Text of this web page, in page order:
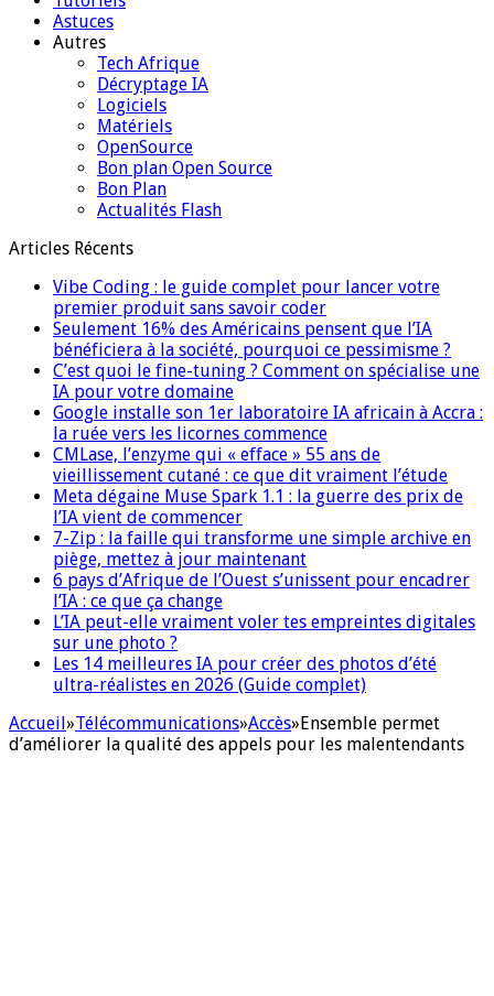
Astuces
Autres
Tech Afrique
Décryptage IA
Logiciels
Matériels
OpenSource
Bon plan Open Source
Bon Plan
Actualités Flash
Articles Récents
Vibe Coding : le guide complet pour lancer votre
premier produit sans savoir coder
Seulement 16% des Américains pensent que l’IA
bénéficiera à la société, pourquoi ce pessimisme ?
C’est quoi le fine-tuning ? Comment on spécialise une
IA pour votre domaine
Google installe son 1er laboratoire IA africain à Accra :
la ruée vers les licornes commence
CMLase, l’enzyme qui « efface » 55 ans de
vieillissement cutané : ce que dit vraiment l’étude
Meta dégaine Muse Spark 1.1 : la guerre des prix de
l’IA vient de commencer
7-Zip : la faille qui transforme une simple archive en
piège, mettez à jour maintenant
6 pays d’Afrique de l’Ouest s’unissent pour encadrer
l’IA : ce que ça change
L’IA peut-elle vraiment voler tes empreintes digitales
sur une photo ?
Les 14 meilleures IA pour créer des photos d’été
ultra-réalistes en 2026 (Guide complet)
Accueil»Télécommunications»Accès»Ensemble permet
d’améliorer la qualité des appels pour les malentendants